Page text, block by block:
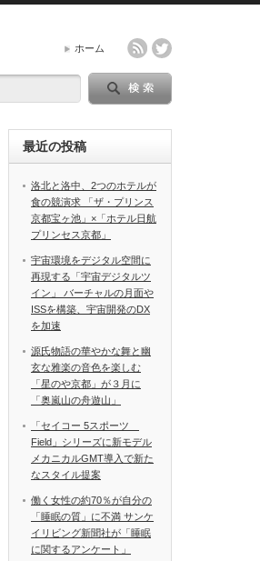
ホーム
最近の投稿
洛北と洛中、2つのホテルが
食の競演求 「ザ・プリンス
京都宝ヶ池」×「ホテル日航
プリンセス京都」
宇宙環境をデジタル空間に
再現する「宇宙デジタルツ
イン」 バーチャルの月面や
ISSを構築、宇宙開発のDX
を加速
源氏物語の華やかな舞と幽
玄な雅楽の音色を楽しむ
「星のや京都」が３月に
「奥嵐山の舟遊山」
「セイコー 5スポーツ
Field」シリーズに新モデル
メカニカルGMT導入で新た
なスタイル提案
働く女性の約70％が自分の
「睡眠の質」に不満 サンケ
イリビング新聞社が「睡眠
に関するアンケート」